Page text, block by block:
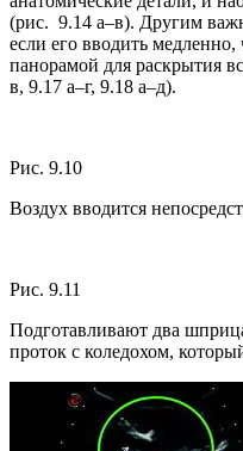
(рис. 9.14 а–в). Другим
если его вводить
панорамой для раскрытия
в, 9.17 а–г, 9.18 а–д).
Рис. 9.10
Воздух вводится
Рис. 9.11
Подготавливают два
проток с коледохом,